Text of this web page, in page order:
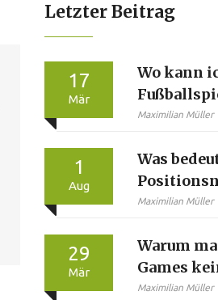
Letzter Beitrag
17
Mär
Wo kann
anschauen?
Maximilian Müller
1
Aug
Was
Fußball?
Maximilian Müller
29
Mär
Warum
Games
Fußball/
Maximilian Müller